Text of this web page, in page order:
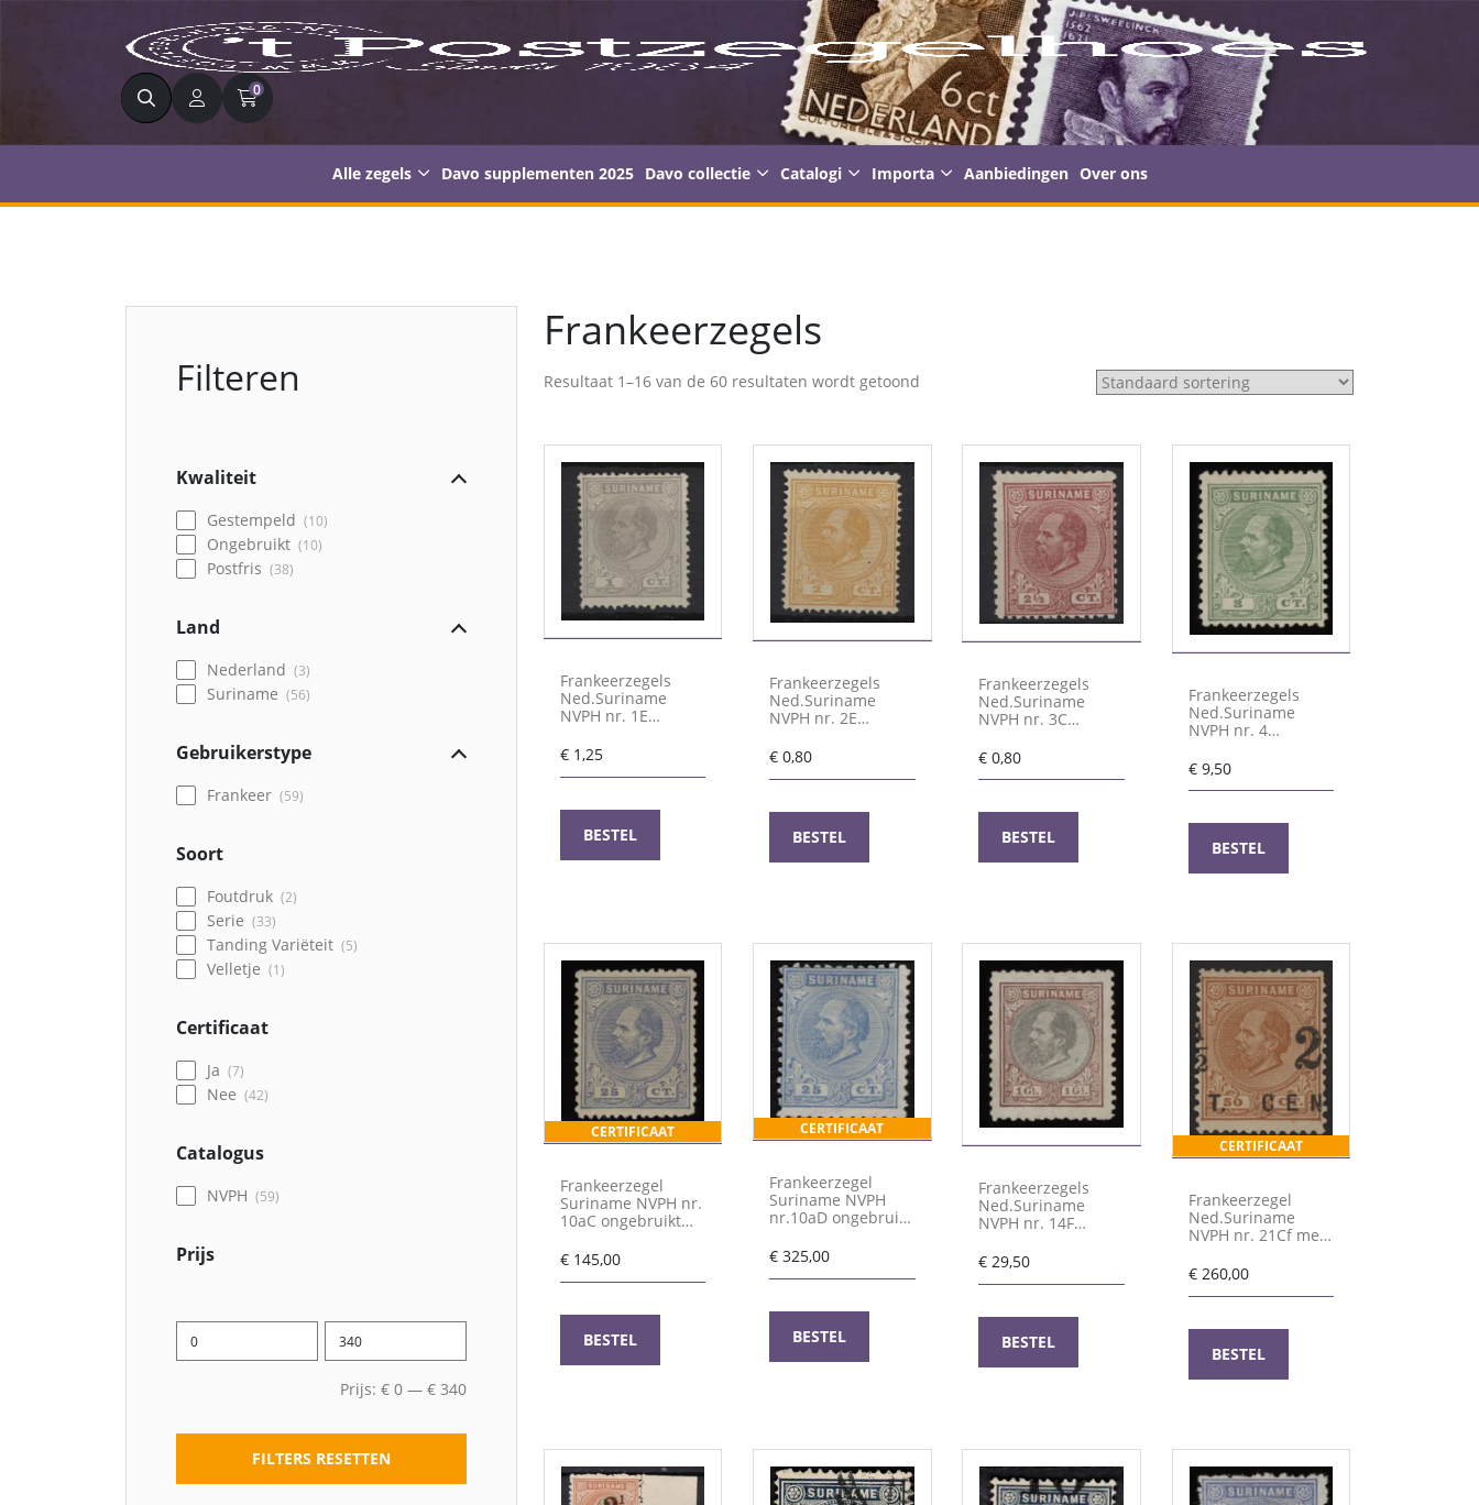
Zoeken 0
Alle zegels Davo supplementen 2025 Davo collectie Catalogi Importa Aanbiedingen Over ons
Filteren
Kwaliteit
Gestempeld 10
Ongebruikt 10
Postfris 38
Land
Nederland 3
Suriname 56
Gebruikerstype
Frankeer 59
Soort
Foutdruk 2
Serie 33
Tanding Variëteit 5
Velletje 1
Certificaat
Ja 7
Nee 42
Catalogus
NVPH 59
Prijs
Prijs: € 0 — € 340
FILTERS RESETTEN
Frankeerzegels
Resultaat 1–16 van de 60 resultaten wordt getoond
Frankeerzegels
Ned.Suriname
NVPH nr. 1E
€ 1,25
BESTEL
Frankeerzegels
Ned.Suriname
NVPH nr. 2E
€ 0,80
BESTEL
Frankeerzegels
Ned.Suriname
NVPH nr. 3C
€ 0,80
BESTEL
Frankeerzegels
Ned.Suriname
NVPH nr. 4
€9,50
BESTEL
CERTIFICAAT
Frankeerzegel
Suriname NVPH nr.
10aC ongebruikt
attest
€ 145,00
BESTEL
CERTIFICAAT
Frankeerzegel
Suriname NVPH
nr.10aD ongebruikt
certificaat
€ 325,00
BESTEL
Frankeerzegels
Ned.Suriname
NVPH nr. 14F
€ 29,50
BESTEL
CERTIFICAAT
Frankeerzegel
Ned.Suriname
NVPH nr. 21Cf met
€260,00
BESTEL